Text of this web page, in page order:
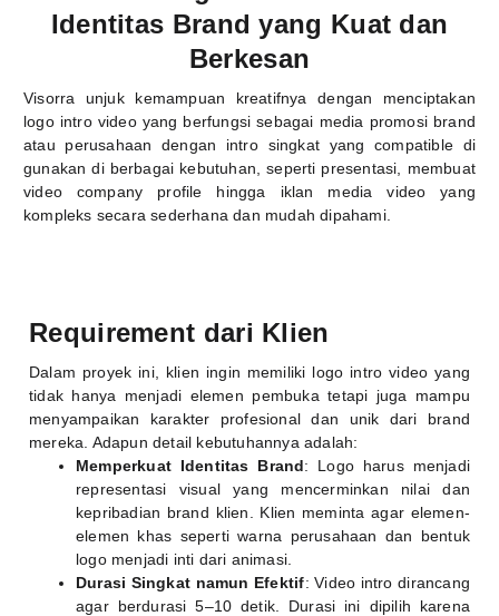
Identitas Brand yang Kuat dan
Berkesan
Visorra unjuk kemampuan kreatifnya dengan menciptakan
logo intro video yang berfungsi sebagai media promosi brand
atau perusahaan dengan intro singkat yang compatible di
gunakan di berbagai kebutuhan, seperti presentasi, membuat
video company profile hingga iklan media video yang
kompleks secara sederhana dan mudah dipahami.
Requirement dari Klien
Dalam proyek ini, klien ingin memiliki logo intro video yang
tidak hanya menjadi elemen pembuka tetapi juga mampu
menyampaikan karakter profesional dan unik dari brand
mereka. Adapun detail kebutuhannya adalah:
Memperkuat Identitas Brand: Logo harus menjadi
representasi visual yang mencerminkan nilai dan
kepribadian brand klien. Klien meminta agar elemen-
elemen khas seperti warna perusahaan dan bentuk
logo menjadi inti dari animasi.
Durasi Singkat namun Efektif: Video intro dirancang
agar berdurasi 5–10 detik. Durasi ini dipilih karena